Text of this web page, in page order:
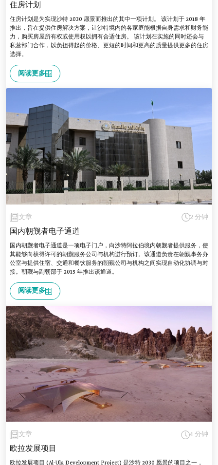
住房计划
住房计划是为实现沙特 2030 愿景而推出的其中一项计划。 该计划于 2018 年
推出，旨在提供住房解决方案，让沙特境内的各家庭能根据自身需求和财务能
力，购买房屋所有权或使用权以拥有合适住房。 该计划在实施的同时还会与
私营部门合作，以负担得起的价格、更短的时间和更高的质量提供更多的住房
选择。
阅读更多
文章 2 分钟
国内朝觐者电子通道
国内朝觐者电子通道是一项电子门户，向沙特阿拉伯境内朝觐者提供服务，使
其能够向获得许可的朝觐服务公司与机构进行预订。该通道负责在朝觐事务办
公室与提供住宿、交通和餐饮服务的朝觐公司与机构之间实现自动化协调与对
接。朝觐与副朝部于 2015 年推出该通道。
阅读更多
文章 4 分钟
欧拉发展项目
欧拉发展项目 (Al-Ula Development Project) 是沙特 2030 愿景的项目之一，